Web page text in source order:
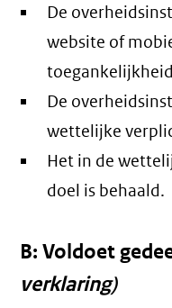
De
website of
De
wettelijke
Het in de
doel is behaald.
B: Voldoet
verklaring)